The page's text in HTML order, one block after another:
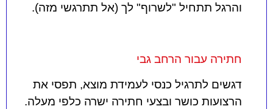
והרגל תתחיל "לשרוף" לך (אל תתרגשי מזה).
חתירה עבור הרחב גבי
דגשים לתרגיל כנסי לעמידת מוצא, תפסי את
הרצועות כושר ובצעי חתירה ישרה כלפי מעלה.